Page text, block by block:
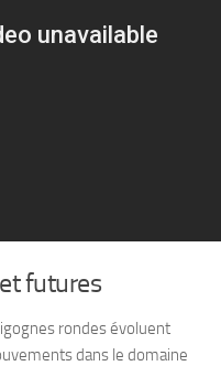
futures
rondes évoluent
dans le domaine